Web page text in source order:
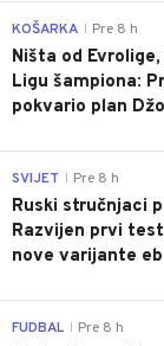
KOŠARKA Pre 8 h
Ništa od
Ligu šampiona:
pokvario plan
SVIJET Pre 8 h
Ruski stručnjaci
Razvijen prvi
nove varijante
FUDBAL Pre 8 h